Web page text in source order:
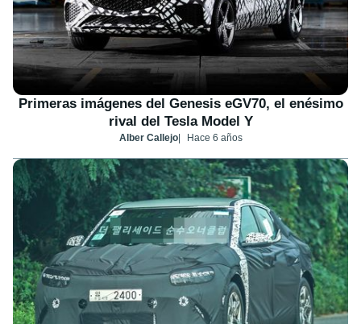
Primeras imágenes del Genesis eGV70, el enésimo
rival del Tesla Model Y
Alber Callejo Hace 6 años